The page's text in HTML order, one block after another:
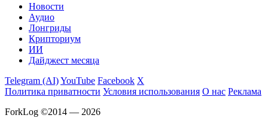
Новости
Аудио
Лонгриды
Крипториум
ИИ
Дайджест месяца
Telegram (AI)YouTube Facebook X
Политика приватности Условия использования О нас Реклама
ForkLog ©2014 — 2026